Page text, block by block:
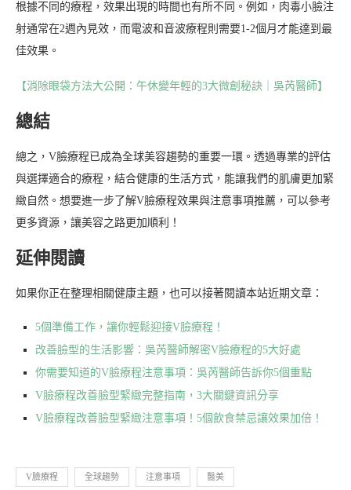
根據不同的療程，效果出現的時間也有所不同。例如，肉毒小臉注
射通常在2週內見效，而電波和音波療程則需要1-2個月才能達到最
佳效果。
【消除眼袋方法大公開：午休變年輕的3大微創秘訣｜吳芮醫師】
總結
總之，V臉療程已成為全球美容趨勢的重要一環。透過專業的評估
與選擇適合的療程，結合健康的生活方式，能讓我們的肌膚更加緊
緻自然。想要進一步了解V臉療程效果與注意事項推薦，可以參考
更多資源，讓美容之路更加順利！
延伸閱讀
如果你正在整理相關健康主題，也可以接著閱讀本站近期文章：
5個準備工作，讓你輕鬆迎接V臉療程！
改善臉型的生活影響：吳芮醫師解密V臉療程的5大好處
你需要知道的V臉療程注意事項：吳芮醫師告訴你5個重點
V臉療程改善臉型緊緻完整指南，3大關鍵資訊分享
V臉療程改善臉型緊緻注意事項！5個飲食禁忌讓效果加倍！
V臉療程 全球趨勢 注意事項 醫美